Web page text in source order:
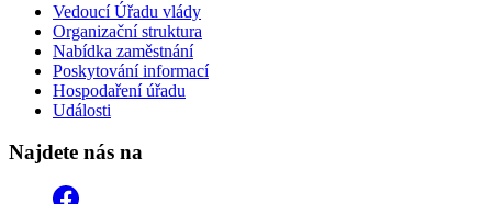
Vedoucí Úřadu vlády
Organizační struktura
Nabídka zaměstnání
Poskytování informací
Hospodaření úřadu
Události
Najdete nás na